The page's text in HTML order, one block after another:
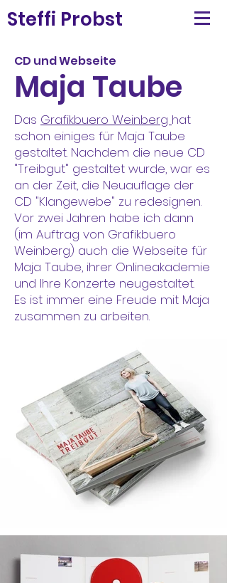
Steffi Probst
CD und Webseite
Maja Taube
Das Grafikbuero Weinberg hat
schon einiges für Maja Taube
gestaltet. Nachdem die neue CD
"Treibgut" gestaltet wurde, war es
an der Zeit, die Neuauflage der
CD "Klangewebe" zu redesignen.
Vor zwei Jahren habe ich dann
(im Auftrag von Grafikbuero
Weinberg) auch die Webseite für
Maja Taube, ihrer Onlineakademie
und Ihre Konzerte neugestaltet.
Es ist immer eine Freude mit Maja
zusammen zu arbeiten.